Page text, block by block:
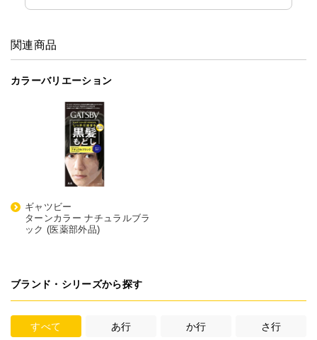
関連商品
カラーバリエーション
ギャツビー
ターンカラー ナチュラルブラ
ック (医薬部外品)
ブランド・シリーズから探す
すべて あ行 か行 さ行